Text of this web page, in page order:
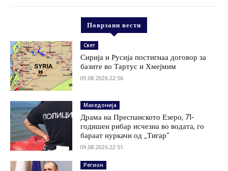
Поврзани вести
Свет
Сирија и Русија постигнаа договор за
базите во Тартус и Хмејмим
09.08.2026 22:56
Македонија
Драма на Преспанското Езеро, 71-
годишен рибар исчезна во водата, го
бараат нуркачи од „Тигар“
09.08.2026 22:51
Регион